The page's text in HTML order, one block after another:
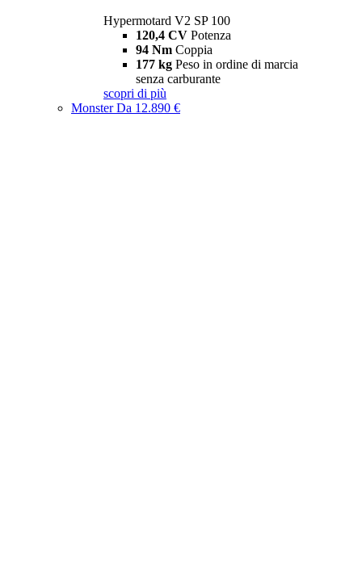
Hypermotard V2 SP 100
120,4 CV Potenza
94 Nm Coppia
177 kg Peso in ordine di marcia
senza carburante
scopri di più
MonsterDa 12.890 €